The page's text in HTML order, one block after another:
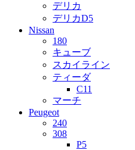
デリカ
デリカD5
Nissan
180
キューブ
スカイライン
ティーダ
C11
マーチ
Peugeot
240
308
P5